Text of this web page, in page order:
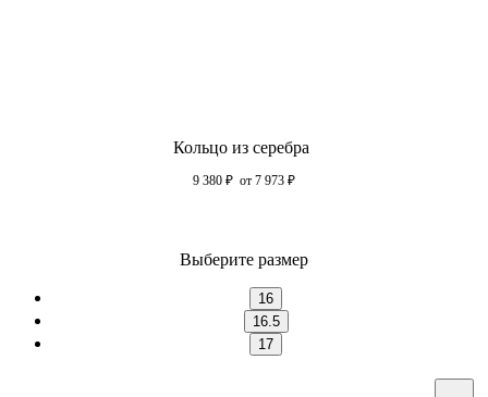
Кольцо из серебра
9 380 ₽ от 7 973 ₽
Выберите размер
16
16.5
17